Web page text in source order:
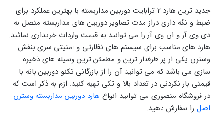
جدید ترین هارد 2 ترابایت دوربین مداربسته با بهترین عملکرد برای
ضبط و نگه داری دراز مدت تصاویر دوربین های مداربسته متصل به
دی وی آر و ان وی آر را می توانید به قیمت واردات خریداری نمائید.
هارد های مناسب برای سیستم های نظارتی و امنیتی سری بنفش
وسترن یکی از پر طرفدار ترین و مطمئن ترین وسیله های ذخیره
سازی می باشد که می توانید آن را از بازرگانی تکنو دوربین بانه با
قیمتی بار نکردنی در تعداد بالا و تکی تهیه کنید. ازم به ذکر است که
در فروشگاه منصوری می توانید انواع هارد دوربین مداربسته وسترن
اصل را سفارش دهید.